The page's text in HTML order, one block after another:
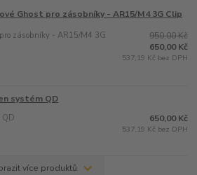
Ghost pro zásobníky - AR15/M4 3G Clip
pro zásobníky - AR15/M4 3G
950,00 Kč
650,00 Kč
537,19 Kč bez DPH
systém QD
QD 650,00 Kč
537,19 Kč bez DPH
více produktů